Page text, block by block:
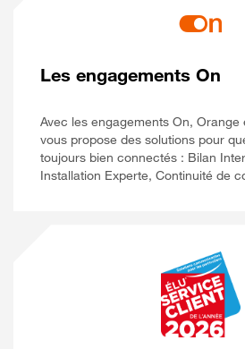
Les engagements On
Avec les engagements On, Orange
vous propose des solutions pour
toujours bien connectés : Bilan
Installation Experte, Continuité de